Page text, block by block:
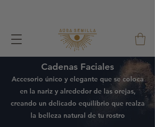
Cadenas Faciales
Accesorio único y elegante que se coloca
en la nariz y alrededor de las orejas,
creando un delicado equilibrio que realza
la belleza natural de tu rostro